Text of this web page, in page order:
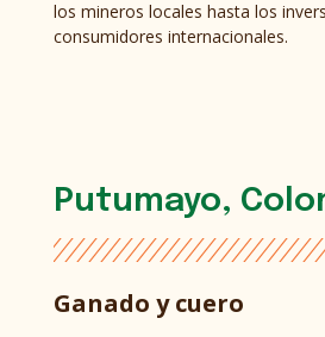
los mineros locales hasta los
consumidores internacionales.
Putumayo,
Ganado y cuero